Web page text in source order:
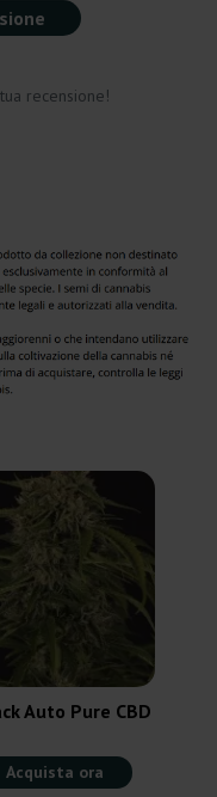
recensione!
Auto Pure CBD
Acquista ora